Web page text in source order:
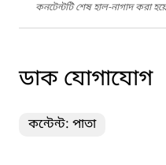
কনটেন্টটি শেষ হাল-নাগাদ করা
ডাক যোগাযোগ
কন্টেন্ট: পাতা